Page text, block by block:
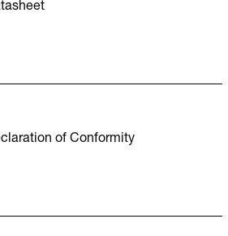
of Conformity